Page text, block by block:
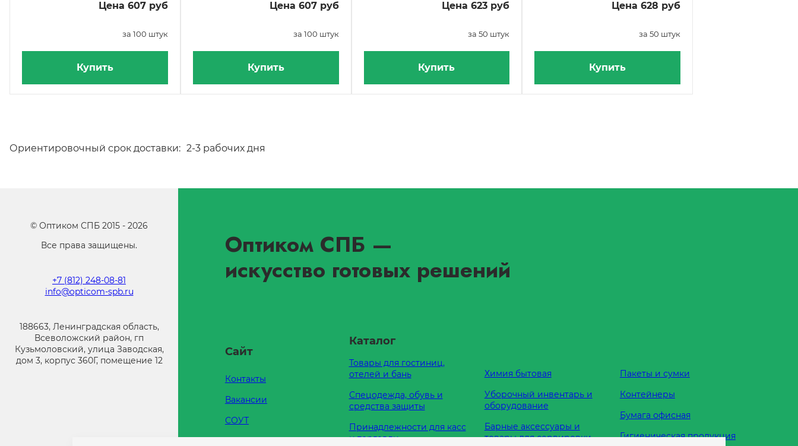
Цена 607 руб
за 100 штук
Купить
Цена 607 руб
за 100 штук
Купить
Цена 623 руб
за 50 штук
Купить
Цена 628 руб
за 50 штук
Купить
Ориентировочный срок доставки: 2-3 рабочих дня
© Оптиком СПБ 2015 - 2026
Все права защищены.
+7 (812) 248-08-81
info@opticom-spb.ru
188663, Ленинградская область,
Всеволожский район, гп
Кузьмоловский, улица Заводская,
дом 3, корпус 360Г, помещение 12
Оптиком СПБ —
искусство готовых решений
Сайт
Контакты
Вакансии
СОУТ
Каталог
Товары для гостиниц,
отелей и бань
Спецодежда, обувь и
средства защиты
Принадлежности для касс
и торговли
Химия бытовая
Уборочный инвентарь и
оборудование
Барные аксессуары и
товары для сервировки
Пакеты и сумки
Контейнеры
Бумага офисная
Гигиеническая продукция